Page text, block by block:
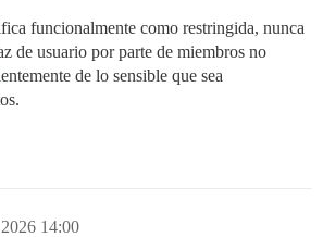
funcionalmente como restringida, nunca
de usuario por parte de miembros no
de lo sensible que sea
14:00